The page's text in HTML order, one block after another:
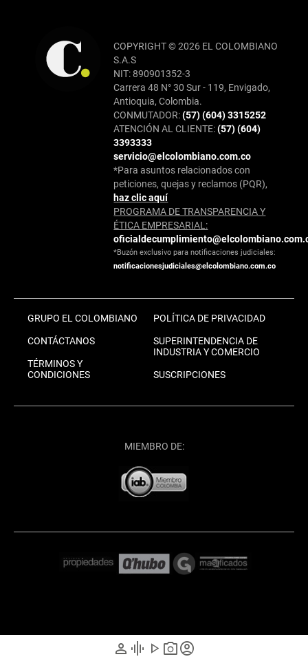
person graphic_eq play_arrow photo_cameraaccount_circle
COPYRIGHT © 2026 EL COLOMBIANO
S.A.S
NIT: 890901352-3
Carrera 48 N° 30 Sur - 119, Envigado,
Antioquia, Colombia.
CONMUTADOR:(57) (604) 3315252
ATENCIÓN AL CLIENTE:(57) (604)
3393333
servicio@elcolombiano.com.co
*Para asuntos relacionados con
peticiones, quejas y reclamos (PQR),
haz clic aquí
PROGRAMA DE TRANSPARENCIA Y
ÉTICA EMPRESARIAL:
*Buzón exclusivo para notificaciones judiciales:
notificacionesjudiciales@elcolombiano.com.co
GRUPO EL COLOMBIANO
CONTÁCTANOS
TÉRMINOS Y
CONDICIONES
POLÍTICA DE PRIVACIDAD
SUPERINTENDENCIA DE
INDUSTRIA Y COMERCIO
SUSCRIPCIONES
MIEMBRO DE: